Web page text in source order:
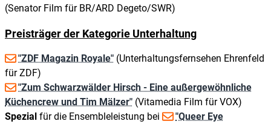
(Senator Film für BR/ARD Degeto/SWR)
Preisträger der Kategorie Unterhaltung
"ZDF Magazin Royale" (Unterhaltungsfernsehen Ehrenfeld
für ZDF)
"Zum Schwarzwälder Hirsch - Eine außergewöhnliche
Küchencrew und Tim Mälzer" (Vitamedia Film für VOX)
Spezial für die Ensembleleistung bei
"Queer Eye